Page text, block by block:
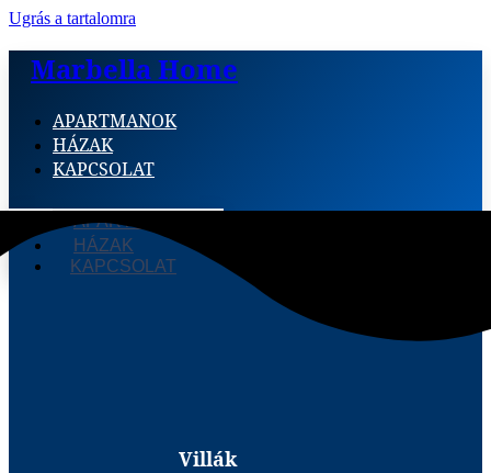
Ugrás a tartalomra
Marbella Home
APARTMANOK
HÁZAK
KAPCSOLAT
APARTMANOK
HÁZAK
KAPCSOLAT
Villák